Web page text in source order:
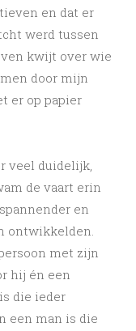
en dat er
werd tussen
kwijt over wie
door mijn
er op papier
veel duidelijk,
de vaart erin
en
ontwikkelden.
met zijn
hij én een
die ieder
een man is die